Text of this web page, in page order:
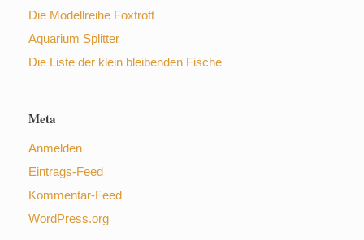
Die Modellreihe Foxtrott
Aquarium Splitter
Die Liste der klein bleibenden Fische
Meta
Anmelden
Eintrags-Feed
Kommentar-Feed
WordPress.org